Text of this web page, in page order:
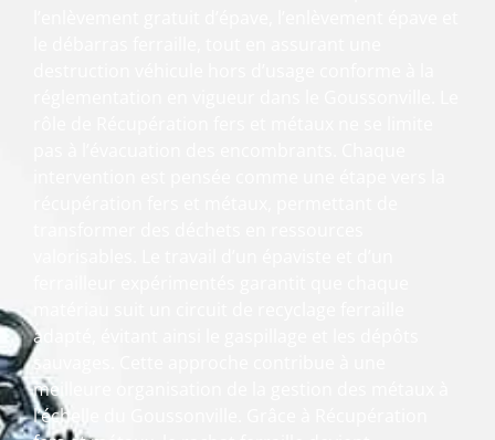
adapté, évitant ainsi le gaspillage et les dépôts
sauvages. Cette approche contribue à une
meilleure organisation de la gestion des métaux à
l’échelle du Goussonville. Grâce à Récupération